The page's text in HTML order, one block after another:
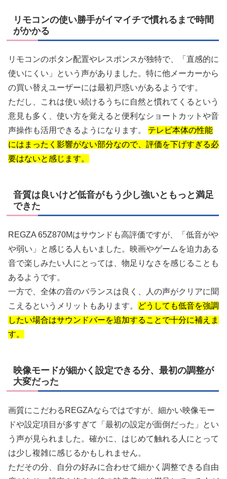
リモコンの使い勝手がイマイチで慣れるまで時間
がかかる
リモコンのボタン配置やレスポンスが独特で、「直感的に
使いにくい」という声がありました。特に他メーカーから
の買い替えユーザーには最初戸惑いがあるようです。
ただし、これは使い続けるうちに自然と慣れてくるという
意見も多く、使い方を覚えると便利なショートカットや音
声操作も活用できるようになります。 テレビ本体の性能
にはまったく影響がない部分なので、評価を下げすぎる必
要はないと感じます。
音質は良いけど低音がもう少し強いともっと満足
できた
REGZA 65Z870Mはサウンドも高評価ですが、「低音がや
や弱い」と感じる人もいました。映画やゲームを迫力ある
音で楽しみたい人にとっては、物足りなさを感じることも
あるようです。
一方で、全体の音のバランスは良く、人の声がクリアに聞
こえるというメリットもあります。
どうしても低音を強調
したい場合はサウンドバーを追加することで十分に補えま
す。
映像モードが細かく設定できる分、最初の調整が
大変だった
画質にこだわるREGZAならではですが、細かい映像モー
ドや設定項目が多すぎて「最初の設定が面倒だった」とい
う声が見られました。確かに、はじめて触れる人にとって
は少し複雑に感じるかもしれません。
ただその分、自分の好みに合わせて細かく調整できる自由